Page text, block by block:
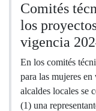
Comités
los
vigencia
En los comités
para las mujeres
alcaldes locales se
(1) una